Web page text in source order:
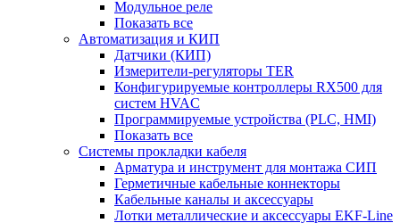
Модульное реле
Показать все
Автоматизация и КИП
Датчики (КИП)
Измерители-регуляторы TER
Конфигурируемые контроллеры RX500 для
систем HVAC
Программируемые устройства (PLC, HMI)
Показать все
Системы прокладки кабеля
Арматура и инструмент для монтажа СИП
Герметичные кабельные коннекторы
Кабельные каналы и аксессуары
Лотки металлические и аксессуары EKF-Line